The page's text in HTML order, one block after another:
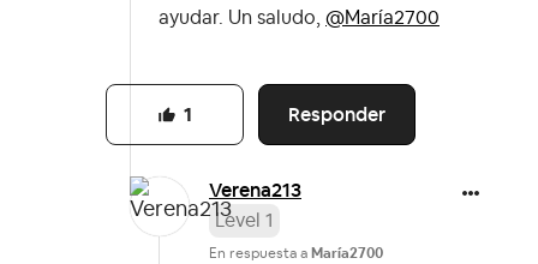
ayudar. Un saludo, @María2700
Responder
1
Verena213
Level 1
En respuesta a María2700